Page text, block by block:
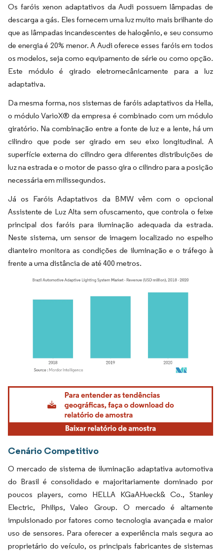
Os faróis xenon adaptativos da Audi possuem lâmpadas de
descarga a gás. Eles fornecem uma luz muito mais brilhante do
que as lâmpadas incandescentes de halogênio, e seu consumo
de energia é 20% menor. A Audi oferece esses faróis em todos
os modelos, seja como equipamento de série ou como opção.
Este módulo é girado eletromecânicamente para a luz
adaptativa.
Da mesma forma, nos sistemas de faróis adaptativos da Hella,
o módulo VarioX® da empresa é combinado com um módulo
giratório. Na combinação entre a fonte de luz e a lente, há um
cilindro que pode ser girado em seu eixo longitudinal. A
superfície externa do cilindro gera diferentes distribuições de
luz na estrada e o motor de passo gira o cilindro para a posição
necessária em milissegundos.
Já os Faróis Adaptativos da BMW vêm com o opcional
Assistente de Luz Alta sem ofuscamento, que controla o feixe
principal dos faróis para iluminação adequada da estrada.
Neste sistema, um sensor de imagem localizado no espelho
dianteiro monitora as condições de iluminação e o tráfego à
frente a uma distância de até 400 metros.
Imagem © Mordor Intelligence. O reuso requer atribuição conforme CC BY 4.0.
Cenário Competitivo
O mercado de sistema de iluminação adaptativa automotiva
do Brasil é consolidado e majoritariamente dominado por
poucos players, como HELLA KGaAHueck& Co., Stanley
Electric, Philips, Valeo Group. O mercado é altamente
impulsionado por fatores como tecnologia avançada e maior
uso de sensores. Para oferecer a experiência mais segura ao
proprietário do veículo, os principais fabricantes de sistemas